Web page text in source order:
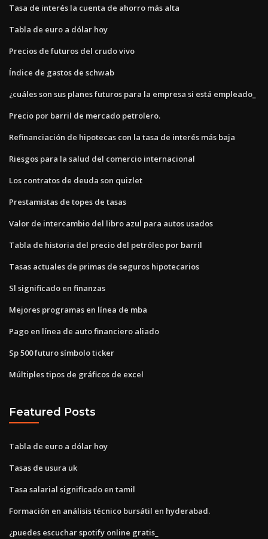
Tasa de interés la cuenta de ahorro más alta
Tabla de euro a dólar hoy
Precios de futuros del crudo vivo
Índice de gastos de schwab
¿cuáles son sus planes futuros para la empresa si está empleado_
Precio por barril de mercado petrolero.
Refinanciación de hipotecas con la tasa de interés más baja
Riesgos para la salud del comercio internacional
Los contratos de deuda son quizlet
Prestamistas de topes de tasas
Valor de intercambio del libro azul para autos usados
Tabla de historia del precio del petróleo por barril
Tasas actuales de primas de seguros hipotecarios
Sl significado en finanzas
Mejores programas en línea de mba
Pago en línea de auto financiero aliado
Sp 500 futuro símbolo ticker
Múltiples tipos de gráficos de excel
Featured Posts
Tabla de euro a dólar hoy
Tasas de usura uk
Tasa salarial significado en tamil
Formación en análisis técnico bursátil en hyderabad.
¿puedes escuchar spotify online gratis_